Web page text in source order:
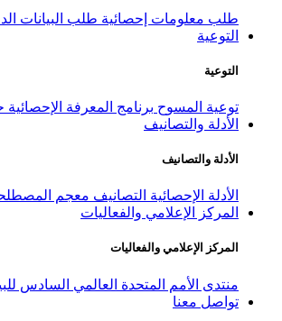
طلب معلومات إحصائية طلب البيانات
التوعية
التوعية
توعية المسوح برنامج المعرفة الإحصائية
الأدلة والتصانيف
الأدلة والتصانيف
الأدلة الإحصائية التصانيف معجم
المركز الإعلامي والفعاليات
المركز الإعلامي والفعاليات
منتدى الأمم المتحدة العالمي السادس
تواصل معنا